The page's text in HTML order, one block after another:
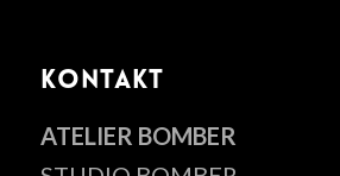
KONTAKT
ATELIER BOMBER